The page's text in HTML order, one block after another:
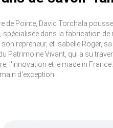
de Pointe, David Torchala
spécialisée dans la fabrication de
repreneur, et Isabelle Roger,
Patrimoine Vivant, qui a su
l'innovation et le made in
d'exception.